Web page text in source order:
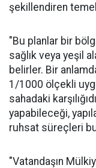
şekillendiren
"Bu planlar bir
sağlık veya yeşil
belirler. Bir
1/1000 ölçekli
sahadaki
yapabileceği,
ruhsat süreçleri
"Vatandaşın